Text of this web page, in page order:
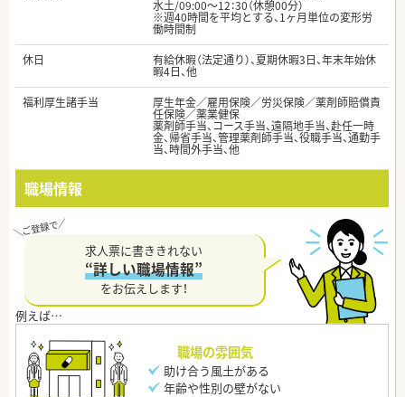
水土/09:00～12：30（休憩00分）
※週40時間を平均とする、1ヶ月単位の変形労
働時間制
休日
有給休暇（法定通り）、夏期休暇3日、年末年始休
暇4日、他
福利厚生諸手当
厚生年金／雇用保険／労災保険／薬剤師賠償責
任保険／薬業健保
薬剤師手当、コース手当、遠隔地手当、赴任一時
金、帰省手当、管理薬剤師手当、役職手当、通勤手
当、時間外手当、他
職場情報
求人票に書ききれない
“詳しい職場情報”
をお伝えします！
職場の雰囲気
助け合う風土がある
年齢や性別の壁がない